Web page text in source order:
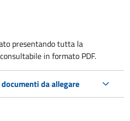
presentando tutta la
in formato PDF.
da allegare